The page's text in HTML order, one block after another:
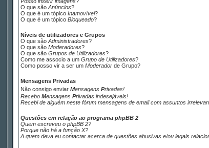
O que são Anúncios?
O que é um tópico Inamovível?
O que é um tópico Bloqueado?
Níveis de utilizadores e Grupos
O que são Administradores?
O que são Moderadores?
O que são Grupos de Utilizadores?
Como me associo a um Grupo de Utilizadores?
Como posso vir a ser um Moderador de Grupo?
Mensagens Privadas
Não consigo enviar Mensagens Privadas!
Recebo Mensagens Privadas indesejáveis!
Recebi de alguém neste fórum mensagens de emailcom assuntos
Questões em relação ao programa phpBB 2
Quem escreveu o phpBB 2?
Porque não há a função X?
A quem deva eu contactar acerca de questões abusivas e/ou legais